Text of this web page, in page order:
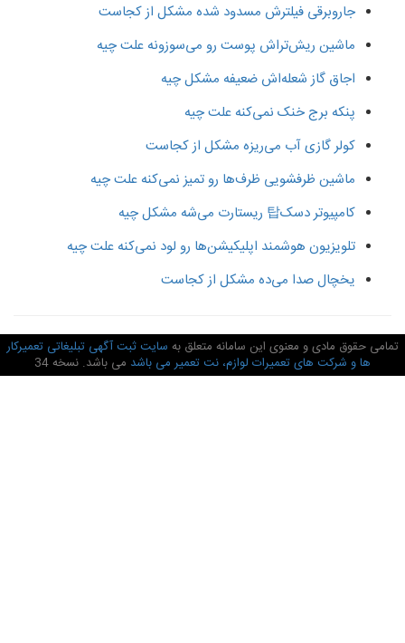
جاروبرقی فیلترش مسدود شده مشکل از کجاست
ماشین ریش‌تراش پوست رو می‌سوزونه علت چیه
اجاق گاز شعله‌اش ضعیفه مشکل چیه
پنکه برج خنک نمی‌کنه علت چیه
کولر گازی آب می‌ریزه مشکل از کجاست
ماشین ظرفشویی ظرف‌ها رو تمیز نمی‌کنه علت چیه
کامپیوتر دسک탑 ریستارت می‌شه مشکل چیه
تلویزیون هوشمند اپلیکیشن‌ها رو لود نمی‌کنه علت چیه
یخچال صدا می‌ده مشکل از کجاست
حقوق مادی و معنوی این سامانه متعلق به سایت ثبت آگهی تبلیغاتی تعمیرکار
ها و شرکت های تعمیرات لوازم، نت تعمیر می باشدمی باشد. نسخه 34